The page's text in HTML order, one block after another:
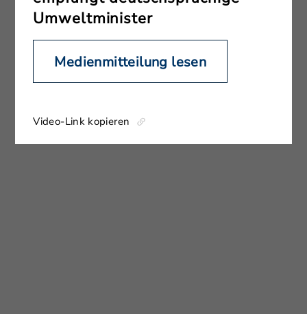
Umweltminister
Medienmitteilung lesen
Video-Link kopieren